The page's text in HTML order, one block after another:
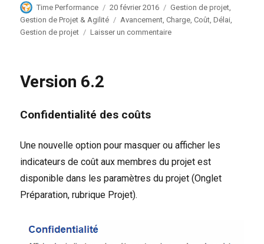
Auteur
Time Performance
Publié
le
20 février 2016 Catégories
Gestion de projet
Gestion de Projet & Agilité
Étiquettes
Avancement ,Charge ,Coût ,Délai
Gestion de projet
Laisser un commentairesur
Version 6.2
Confidentialité des coûts
Une nouvelle option pour masquer ou afficher les
indicateurs de coût aux membres du projet est
disponible dans les paramètres du projet (Onglet
Préparation, rubrique Projet).